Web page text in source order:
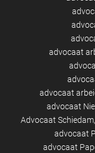
advocaat
advocaat
advocaat
Advocaat Schiedam
advocaat
advocaat